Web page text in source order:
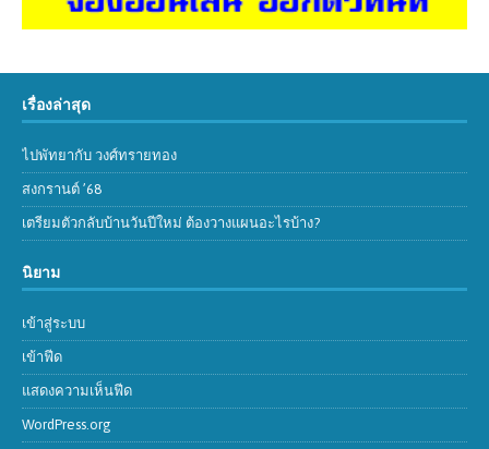
เรื่องล่าสุด
ไปพัทยากับ วงศ์ทรายทอง
สงกรานต์ ’68
เตรียมตัวกลับบ้านวันปีใหม่ ต้องวางแผนอะไรบ้าง?
นิยาม
เข้าสู่ระบบ
เข้าฟีด
แสดงความเห็นฟีด
WordPress.org